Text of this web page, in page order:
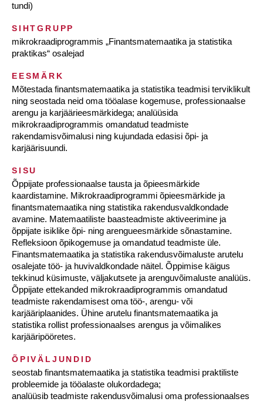
tundi)
SIHTGRUPP
mikrokraadiprogrammis „Finantsmatemaatika ja statistika
praktikas“ osalejad
EESMÄRK
Mõtestada finantsmatemaatika ja statistika teadmisi terviklikult
ning seostada neid oma tööalase kogemuse, professionaalse
arengu ja karjäärieesmärkidega; analüüsida
mikrokraadiprogrammis omandatud teadmiste
rakendamisvõimalusi ning kujundada edasisi õpi- ja
karjäärisuundi.
SISU
Õppijate professionaalse tausta ja õpieesmärkide
kaardistamine. Mikrokraadiprogrammi õpieesmärkide ja
finantsmatemaatika ning statistika rakendusvaldkondade
avamine. Matemaatiliste baasteadmiste aktiveerimine ja
õppijate isiklike õpi- ning arengueesmärkide sõnastamine.
Refleksioon õpikogemuse ja omandatud teadmiste üle.
Finantsmatemaatika ja statistika rakendusvõimaluste arutelu
osalejate töö- ja huvivaldkondade näitel. Õppimise käigus
tekkinud küsimuste, väljakutsete ja arenguvõimaluste analüüs.
Õppijate ettekanded mikrokraadiprogrammis omandatud
teadmiste rakendamisest oma töö-, arengu- või
karjääriplaanides. Ühine arutelu finantsmatemaatika ja
statistika rollist professionaalses arengus ja võimalikes
karjääripööretes.
ÕPIVÄLJUNDID
seostab finantsmatemaatika ja statistika teadmisi praktiliste
probleemide ja tööalaste olukordadega;
analüüsib teadmiste rakendusvõimalusi oma professionaalses